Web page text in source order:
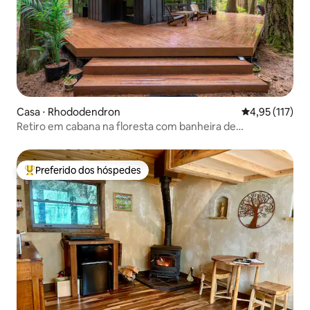
Casa ⋅ Rhododendron 4,95 de uma
4,95 (117)
Retiro em cabana na floresta com banheira de
Entre os melhores preferidos dos hóspedes
Preferido dos hóspedes